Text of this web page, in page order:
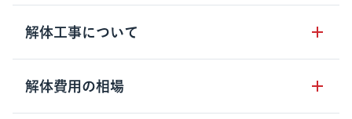
サービスの流れ
サービスのメリット
クラッソーネの自治体連携
解体工事について
解体工事の基礎知識
解体工事に関わる法律
解体費用の相場